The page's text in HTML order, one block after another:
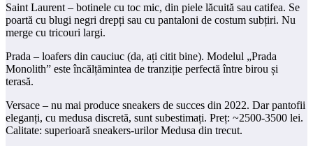
Saint Laurent – botinele cu toc mic, din piele lăcuită sau catifea. Se
poartă cu blugi negri drepți sau cu pantaloni de costum subțiri. Nu
merge cu tricouri largi.
Prada – loafers din cauciuc (da, ați citit bine). Modelul „Prada
Monolith” este încălțămintea de tranziție perfectă între birou și
terasă.
Versace – nu mai produce sneakers de succes din 2022. Dar pantofii
eleganți, cu medusa discretă, sunt subestimați. Preț: ~2500-3500 lei.
Calitate: superioară sneakers-urilor Medusa din trecut.